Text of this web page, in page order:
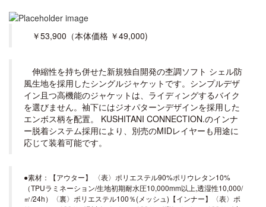
￥53,900（本体価格 ￥49,000)
伸縮性を持ち併せた新規独自開発の杢調ソフト シェル防
風生地を採用したシングルジャケットです。シンプルデザ
イン且つ高機能のジャケットは、ライディングするバイク
を選びません。袖下にはジオパターンデザインを採用した
エンボス柄を配置。 KUSHITANI CONNECTION.のインナ
ー脱着システム採用により、別売のMIDレイヤーも用途に
応じて装着可能です。
●素材：【アウター】 〈表〉ポリエステル90%ポリウレタン10%
（TPUラミネーション/生地初期耐水圧10,000mm以上,透湿性10,000/
㎡/24h）〈裏〉ポリエステル100％(メッシュ)【インナー】〈表〉ポ